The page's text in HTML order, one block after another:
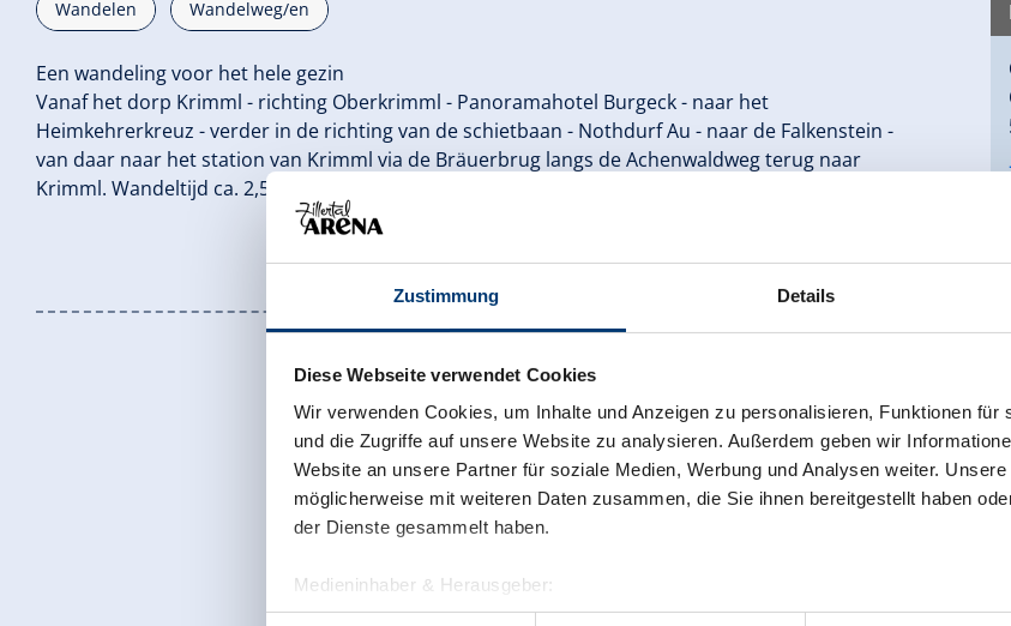
Zustimmung Details
Diese Webseite verwendet Cookies
Wir verwenden Cookies, um Inhalte und Anzeigen zu personalisieren, Funktionen für
und die Zugriffe auf unsere Website zu analysieren. Außerdem geben wir
Website an unsere Partner für soziale Medien, Werbung und Analysen weiter.
möglicherweise mit weiteren Daten zusammen, die Sie ihnen bereitgestellt haben
der Dienste gesammelt haben.
Medieninhaber & Herausgeber:
Zeller Bergbahnen Zillertal GmbH & Co KG
Wandelen Wandelweg/en
Een wandeling voor het hele gezin
Vanaf het dorp Krimml - richting Oberkrimml - Panoramahotel Burgeck - naar het
Heimkehrerkreuz - verder in de richting van de schietbaan - Nothdurf Au - naar de Falkenstein -
van daar naar het station van Krimml via de Bräuerbrug langs de Achenwaldweg terug naar
Krimml. Wandeltijd ca. 2,5 uur
Meld u nu aan voor de nieuwsbrief!